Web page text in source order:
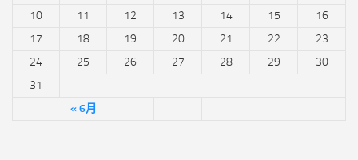
« 6月
10
11 12 13 14 15
16
17
18 19 20 21 22
23
24
25 26 27 28 29
30
31